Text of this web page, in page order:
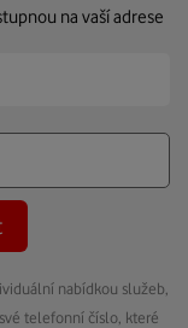
na vaší adrese
nabídkou služeb,
telefonní číslo, které